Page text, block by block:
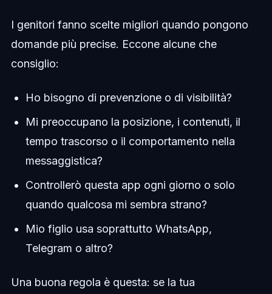
I genitori fanno scelte migliori quando pongono
domande più precise. Eccone alcune che
consiglio:
Ho bisogno di prevenzione o di visibilità?
Mi preoccupano la posizione, i contenuti, il
tempo trascorso o il comportamento nella
messaggistica?
Controllerò questa app ogni giorno o solo
quando qualcosa mi sembra strano?
Mio figlio usa soprattutto WhatsApp,
Telegram o altro?
Una buona regola è questa: se la tua